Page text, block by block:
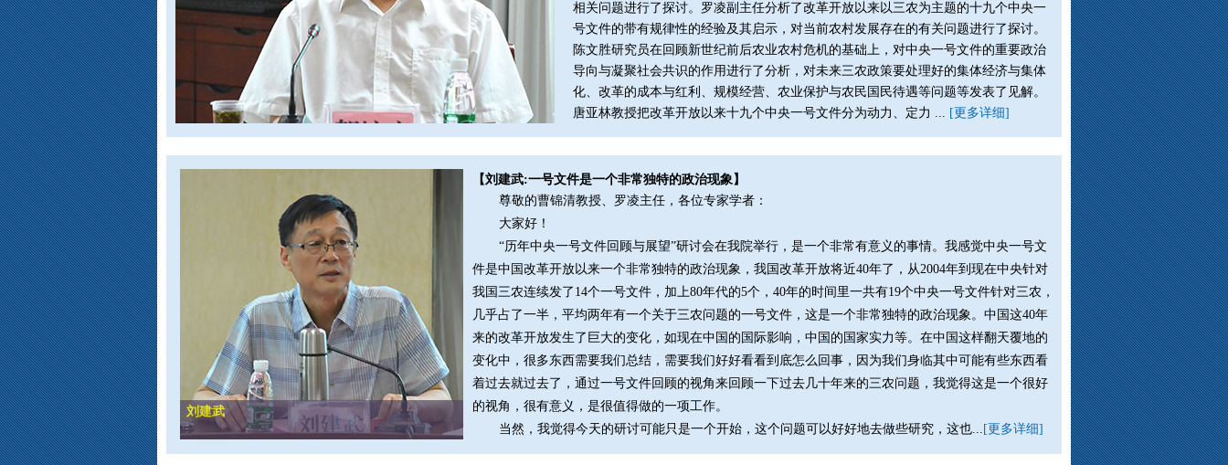
相关问题进行了探讨。罗凌副主任分析了改革开放以来以三农为主题的十九个中央一
号文件的带有规律性的经验及其启示，对当前农村发展存在的有关问题进行了探讨。
陈文胜研究员在回顾新世纪前后农业农村危机的基础上，对中央一号文件的重要政治
导向与凝聚社会共识的作用进行了分析，对未来三农政策要处理好的集体经济与集体
化、改革的成本与红利、规模经营、农业保护与农民国民待遇等问题等发表了见解。
唐亚林教授把改革开放以来十九个中央一号文件分为动力、定力 ... [更多详细]
刘建武
【刘建武:一号文件是一个非常独特的政治现象】
尊敬的曹锦清教授、罗凌主任，各位专家学者：
大家好！
“历年中央一号文件回顾与展望”研讨会在我院举行，是一个非常有意义的事情。我感觉中央一号文
件是中国改革开放以来一个非常独特的政治现象，我国改革开放将近40年了，从2004年到现在中央针对
我国三农连续发了14个一号文件，加上80年代的5个，40年的时间里一共有19个中央一号文件针对三农，
几乎占了一半，平均两年有一个关于三农问题的一号文件，这是一个非常独特的政治现象。中国这40年
来的改革开放发生了巨大的变化，如现在中国的国际影响，中国的国家实力等。在中国这样翻天覆地的
变化中，很多东西需要我们总结，需要我们好好看看到底怎么回事，因为我们身临其中可能有些东西看
着过去就过去了，通过一号文件回顾的视角来回顾一下过去几十年来的三农问题，我觉得这是一个很好
的视角，很有意义，是很值得做的一项工作。
当然，我觉得今天的研讨可能只是一个开始，这个问题可以好好地去做些研究，这也... [更多详细]